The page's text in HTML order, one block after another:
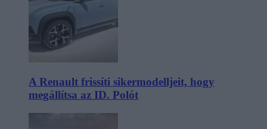
A Renault frissíti sikermodelljeit, hogy
megállítsa az ID. Polót